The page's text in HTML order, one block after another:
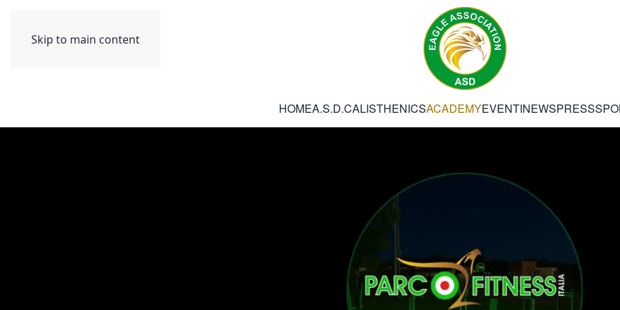
Skip to main content
HOMEA.S.D.CALISTHENICSACADEMYEVENTINEWSPRESS